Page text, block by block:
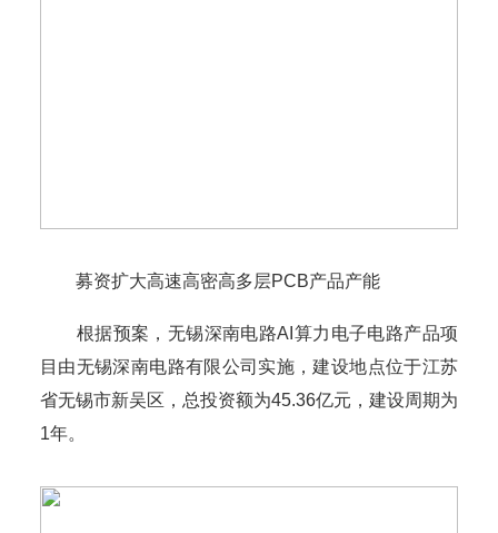
募资扩大高速高密高多层PCB产品产能
根据预案，无锡深南电路AI算力电子电路产品项
目由无锡深南电路有限公司实施，建设地点位于江苏
省无锡市新吴区，总投资额为45.36亿元，建设周期为
1年。